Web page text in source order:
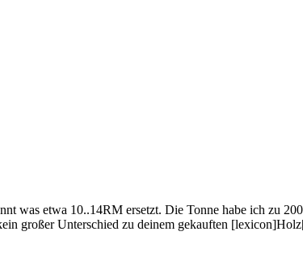
was etwa 10..14RM ersetzt. Die Tonne habe ich zu
großer Unterschied zu deinem gekauften